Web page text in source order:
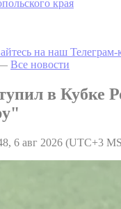
края
на наш Телеграм-
Все новости
в Кубке
6 авг 2026 (UTC+3